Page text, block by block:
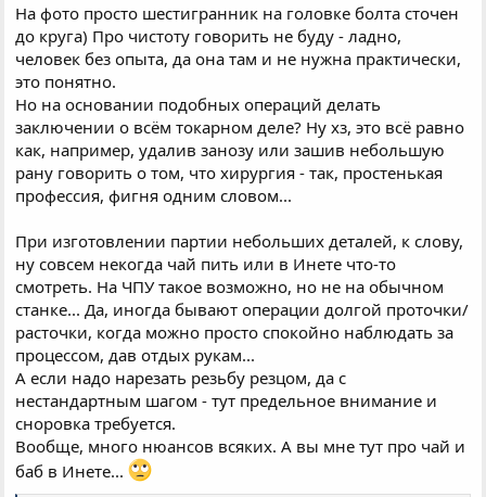
На фото просто шестигранник на головке болта сточен
до круга) Про чистоту говорить не буду - ладно,
человек без опыта, да она там и не нужна практически,
это понятно.
Но на основании подобных операций делать
заключении о всём токарном деле? Ну хз, это всё равно
как, например, удалив занозу или зашив небольшую
рану говорить о том, что хирургия - так, простенькая
профессия, фигня одним словом...
При изготовлении партии небольших деталей, к слову,
ну совсем некогда чай пить или в Инете что-то
смотреть. На ЧПУ такое возможно, но не на обычном
станке... Да, иногда бывают операции долгой проточки/
расточки, когда можно просто спокойно наблюдать за
процессом, дав отдых рукам...
А если надо нарезать резьбу резцом, да с
нестандартным шагом - тут предельное внимание и
сноровка требуется.
Вообще, много нюансов всяких. А вы мне тут про чай и
баб в Инете...